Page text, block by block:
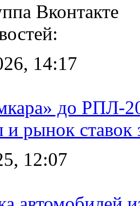
Вконтакте
14:17
до РПЛ-
и рынок ставок
12:07